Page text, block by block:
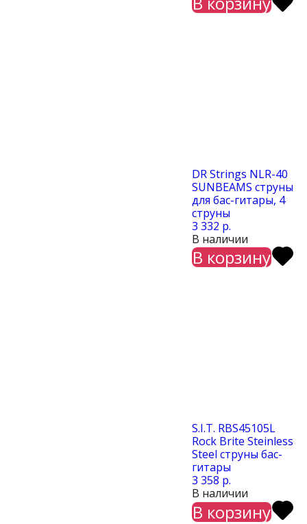
DR Strings NLR-40
SUNBEAMS cтруны
для бас-гитары, 4
струны
3 332 р.
В наличии
В корзину
S.I.T. RBS45105L
Rock Brite Steinless
Steel струны бас-
гитары
3 358 р.
В наличии
В корзину